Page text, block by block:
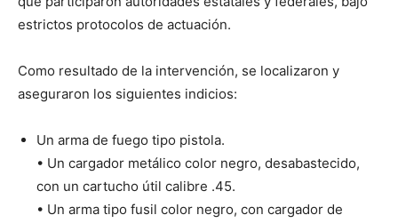
estrictos protocolos de actuación.
Como resultado de la intervención, se localizaron y
aseguraron los siguientes indicios:
Un arma de fuego tipo pistola.
• Un cargador metálico color negro, desabastecido,
con un cartucho útil calibre .45.
• Un arma tipo fusil color negro, con cargador de